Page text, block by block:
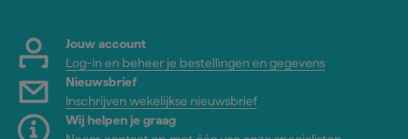
Jouw account
Log-in en beheer je bestellingen en gegevens
Nieuwsbrief
Inschrijven wekelijkse nieuwsbrief
Wij helpen je graag